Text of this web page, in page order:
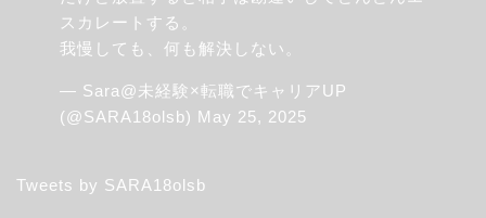
スカレートする。
我慢しても、何も解決しない。
— Sara@未経験×転職でキャリアUP
(@SARA18olsb) May 25, 2025
Tweets by SARA18olsb